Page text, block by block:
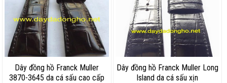
Dây đồng hồ Franck Muller
3870-3645 da cá sấu cao cấp
Dây đồng hồ Franck Muller Long
Island da cá sấu xịn